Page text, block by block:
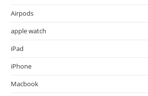
Airpods
apple watch
iPad
iPhone
Macbook